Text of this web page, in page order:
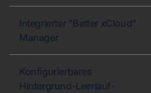
Integrierter "Better xCloud"
Manager
Konfigurierbares
Hintergrund-Leerlauf-